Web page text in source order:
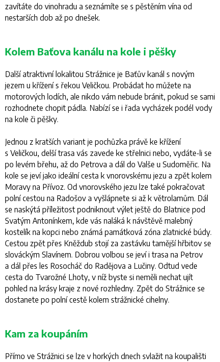
zavítáte do vinohradu a seznámíte se s pěstěním vína od
nestarších dob až po dnešek.
Kolem Baťova kanálu na kole i pěšky
Další atraktivní lokalitou Strážnice je Baťův kanál s novým
jezem u křížení s řekou Veličkou. Probádat ho můžete na
motorových lodích, ale nikdo vám nebude bránit, pokud se sami
rozhodnete chopit pádla. Nabízí se i řada vycházek podél vody
na kole či pěšky.
Jednou z kratších variant je pochůzka právě ke křížení
s Veličkou, delší trasa vás zavede ke střelnici nebo, vydáte-li se
po levém břehu, až do Petrova a dál do Valše u Sudoměřic. Na
kole se jeví jako ideální cesta k vnorovskému jezu a zpět kolem
Moravy na Přívoz. Od vnorovského jezu lze také pokračovat
polní cestou na Radošov a vyšlápnete si až k větrolamům. Dál
se naskýtá příležitost podniknout výlet ještě do Blatnice pod
Svatým Antonínkem, kde vás naláká k návštěvě malebný
kostelík na kopci nebo známá památková zóna zlatnické búdy.
Cestou zpět přes Kněždub stojí za zastávku tamější hřbitov se
slováckým Slavínem. Dobrou volbou se jeví i trasa na Petrov
a dál přes les Rosocháč do Radějova a Lučiny. Odtud vede
cesta do Tvarožné Lhoty, v níž byste si neměli nechat ujít
pohled na krásy kraje z nové rozhledny. Zpět do Strážnice se
dostanete po polní cestě kolem strážnické cihelny.
Kam za koupáním
Přímo ve Strážnici se lze v horkých dnech svlažit na koupališti